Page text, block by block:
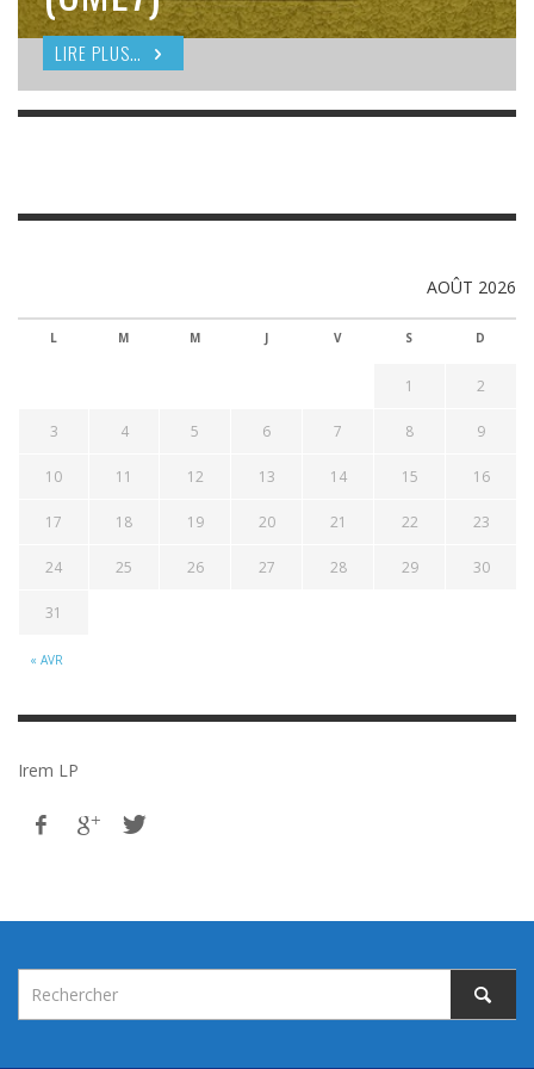
LIRE PLUS…
AOÛT 2026
L M M J V S D
« AVR
1 2
3 4 5 6 7 8 9
10 11 12 13 14 15 16
17 18 19 20 21 22 23
24 25 26 27 28 29 30
31
Irem LP